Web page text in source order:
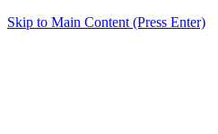
Skip to Main Content (Press Enter)